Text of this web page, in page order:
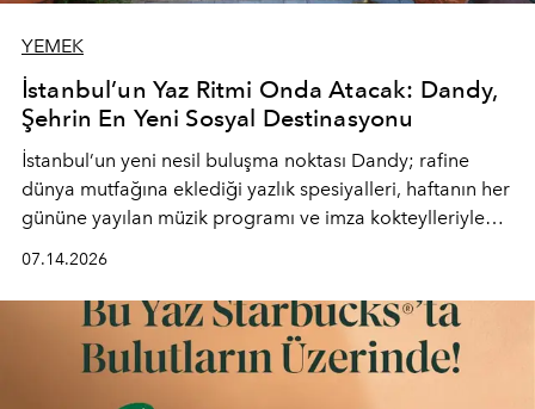
YEMEK
İstanbul’un Yaz Ritmi Onda Atacak: Dandy,
Şehrin En Yeni Sosyal Destinasyonu
İstanbul’un yeni nesil buluşma noktası Dandy; rafine
dünya mutfağına eklediği yazlık spesiyalleri, haftanın her
gününe yayılan müzik programı ve imza kokteylleriyle
lüks" anlayışıyla buluşturan mekan; gurme lezzetleri, iyi
müziği ve açık havadaki özel puro alanını tek bir çatı
altında sunuyor.
07.14.2026